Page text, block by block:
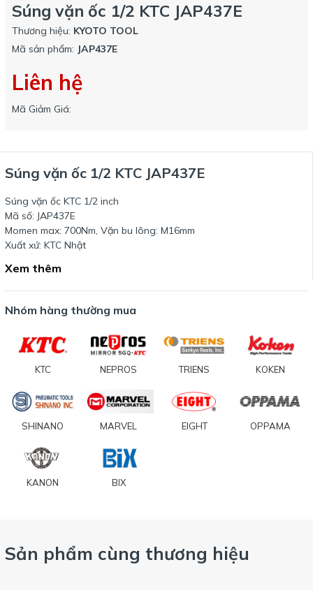
Súng vặn ốc 1/2 KTC JAP437E
Thương hiệu: KYOTO TOOL
Mã sản phẩm: JAP437E
Liên hệ
Mã Giảm Giá:
Súng vặn ốc 1/2 KTC JAP437E
Súng vặn ốc KTC 1/2 inch
Mã số: JAP437E
Momen max: 700Nm, Vặn bu lông: M16mm
Xuất xứ: KTC Nhật
Xem thêm
Nhóm hàng thường mua
KTC NEPROS TRIENS KOKEN
SHINANO MARVEL EIGHT OPPAMA
KANON BIX
Sản phẩm cùng thương hiệu